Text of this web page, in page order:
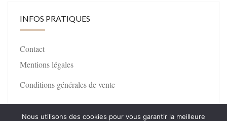
INFOS PRATIQUES
Contact
Mentions légales
Conditions générales de vente
Nous utilisons des cookies pour vous garantir la meilleure